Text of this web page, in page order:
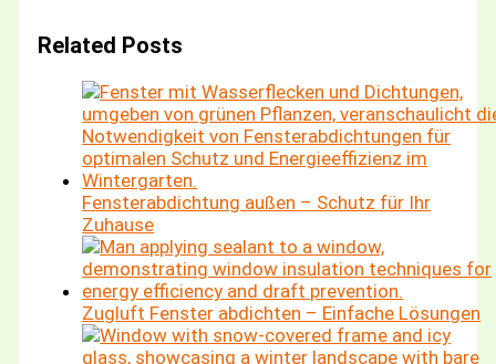
Related Posts
Fensterabdichtung außen – Schutz für Ihr
Zuhause
Zugluft Fenster abdichten – Einfache Lösungen